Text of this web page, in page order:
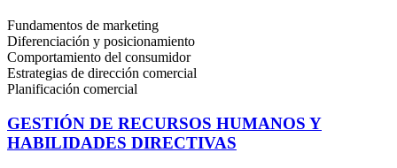
Fundamentos de marketing
Diferenciación y posicionamiento
Comportamiento del consumidor
Estrategias de dirección comercial
Planificación comercial
GESTIÓN DE RECURSOS HUMANOS Y
HABILIDADES DIRECTIVAS